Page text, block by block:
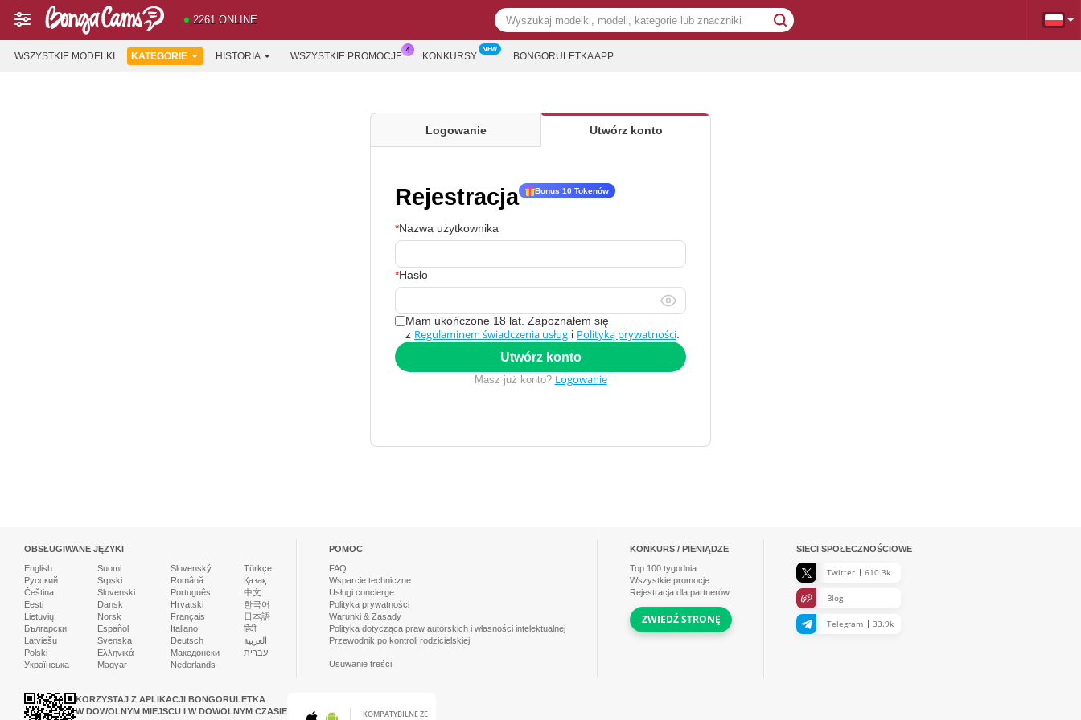
2261 ONLINE
WSZYSTKIE MODELKI KATEGORIE HISTORIA WSZYSTKIE PROMOCJE KONKURSY BONGORULETKA APP
Logowanie Utwórz konto
Rejestracja Bonus 10 Tokenów
Nazwa użytkownika
Hasło
Mam ukończone 18 lat. Zapoznałem się
z Regulaminem świadczenia usług i Polityką prywatności
Utwórz konto
Masz już konto? Logowanie
OBSŁUGIWANE JĘZYKI
English
Русский
Čeština
Eesti
Lietuvių
Български
Latviešu
Polski
Українська
Suomi
Srpski
Slovenski
Dansk
Norsk
Español
Svenska
Ελληνικά
Magyar
Slovenský
Română
Português
Hrvatski
Français
Italiano
Deutsch
Македонски
Nederlands
Türkçe
Қазақ
中文
한국어
日本語
हिंदी
العربية
עברית
POMOC
FAQ
Wsparcie techniczne
Usługi concierge
Polityka prywatności
Warunki & Zasady
Polityka dotycząca praw autorskich i własności intelektualnej
Przewodnik po kontroli rodzicielskiej
Usuwanie treści
KONKURS / PIENIĄDZE
Top 100 tygodnia
Wszystkie promocje
Rejestracja dla partnerów
ZWIEDŹ STRONĘ
SIECI SPOŁECZNOŚCIOWE
Twitter 610.3k
Blog
Telegram 33.9k
KORZYSTAJ Z APLIKACJI BONGORULETKA
W DOWOLNYM MIEJSCU I W DOWOLNYM CZASIE
KOMPATYBILNE ZE